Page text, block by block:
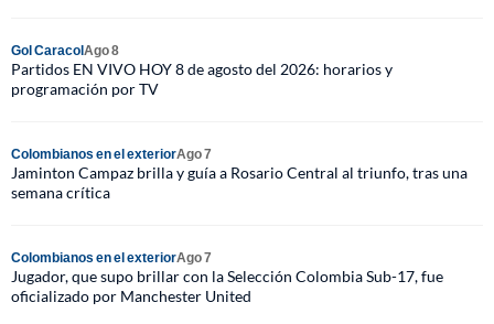
Gol CaracolAgo 8
Partidos EN VIVO HOY 8 de agosto del 2026: horarios y
programación por TV
Colombianos en el exteriorAgo 7
Jaminton Campaz brilla y guía a Rosario Central al triunfo, tras una
semana crítica
Colombianos en el exteriorAgo 7
Jugador, que supo brillar con la Selección Colombia Sub-17, fue
oficializado por Manchester United